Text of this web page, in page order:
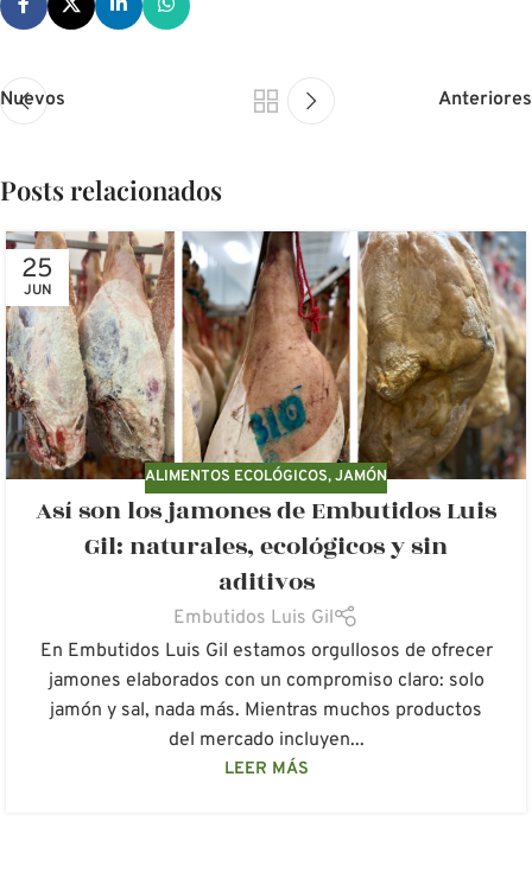
Nuevos Anteriores
Posts relacionados
25
JUN
ALIMENTOS ECOLÓGICOS,JAMÓN
Así son los jamones de Embutidos Luis
Gil: naturales, ecológicos y sin
aditivos
Embutidos Luis Gil
En Embutidos Luis Gil estamos orgullosos de ofrecer
jamones elaborados con un compromiso claro: solo
jamón y sal, nada más. Mientras muchos productos
del mercado incluyen...
LEER MÁS